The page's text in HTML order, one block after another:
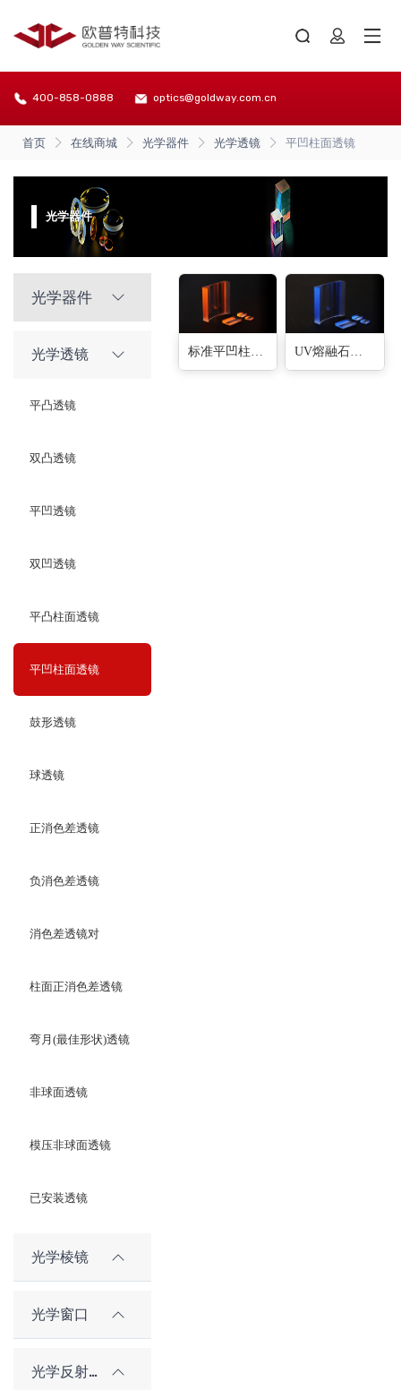
400-858-0888 optics@goldway.com.cn
首页 在线商城 光学器件 光学透镜 平凹柱面透镜
光学器件
光学器件
光学透镜
平凸透镜
双凸透镜
平凹透镜
双凹透镜
平凸柱面透镜
平凹柱面透镜
鼓形透镜
球透镜
正消色差透镜
负消色差透镜
消色差透镜对
柱面正消色差透镜
弯月(最佳形状)透镜
非球面透镜
模压非球面透镜
已安装透镜
光学棱镜
光学窗口
光学反射镜